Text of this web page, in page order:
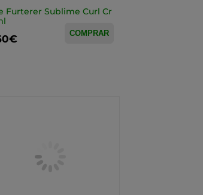
Furterer Sublime Curl Cr
COMPRAR